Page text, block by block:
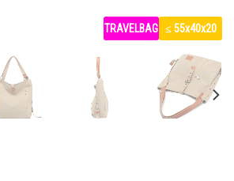
TRAVELBAG ≤ 55x40x20